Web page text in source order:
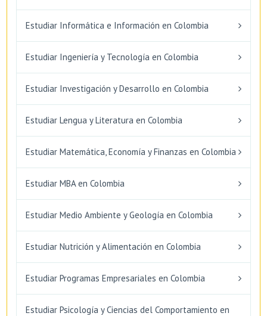
Estudiar Informática e Información en Colombia
Estudiar Ingeniería y Tecnología en Colombia
Estudiar Investigación y Desarrollo en Colombia
Estudiar Lengua y Literatura en Colombia
Estudiar Matemática, Economía y Finanzas en Colombia
Estudiar MBA en Colombia
Estudiar Medio Ambiente y Geología en Colombia
Estudiar Nutrición y Alimentación en Colombia
Estudiar Programas Empresariales en Colombia
Estudiar Psicología y Ciencias del Comportamiento en